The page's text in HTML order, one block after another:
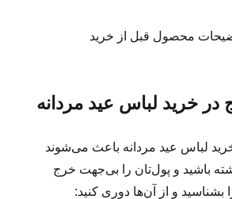
محصول قبل از خرید
در خرید لباس عید مردانه
لباس عید مردانه باعث می‌شوند
باشید و پول‌تان را بی‌جهت خرج
بشناسید و از آن‌ها دوری کنید: